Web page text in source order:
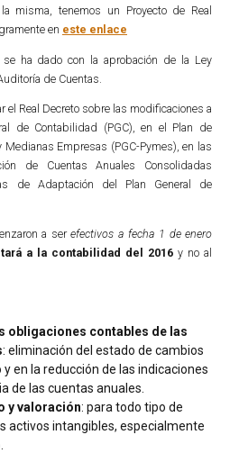
misma, tenemos un Proyecto de Real
en este enlace
ha dado con la aprobación de la Ley
de Cuentas.
el Real Decreto sobre las modificaciones a
de Contabilidad (PGC), en el Plan de
Empresas (PGC-Pymes), en las
de Cuentas Anuales Consolidadas
de Adaptación del Plan General de
a serefectivos a fecha 1 de enero
a la contabilidad del 2016 y no al
obligaciones contables de las
: eliminación del estado de cambios
en la reducción de las indicaciones
de las cuentas anuales.
y valoración: para todo tipo de
activos intangibles, especialmente